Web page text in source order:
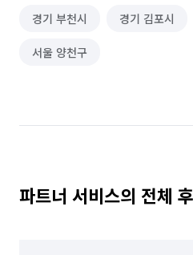
경기 부천시 경기 김포시
서울 양천구
파트너 서비스의 전체